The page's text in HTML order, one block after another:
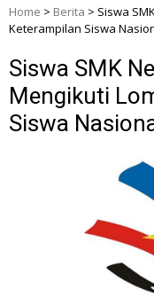
Home > Berita > Siswa
Keterampilan Siswa
Siswa SMK
Mengikuti
Siswa